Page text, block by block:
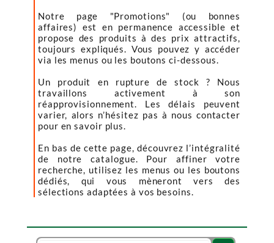
Notre page "Promotions" (ou bonnes
affaires) est en permanence accessible et
propose des produits à des prix attractifs,
toujours expliqués. Vous pouvez y accéder
via les menus ou les boutons ci-dessous.
Un produit en rupture de stock ? Nous
travaillons activement à son
réapprovisionnement. Les délais peuvent
varier, alors n’hésitez pas à nous contacter
pour en savoir plus.
En bas de cette page, découvrez l’intégralité
de notre catalogue. Pour affiner votre
recherche, utilisez les menus ou les boutons
dédiés, qui vous mèneront vers des
sélections adaptées à vos besoins.